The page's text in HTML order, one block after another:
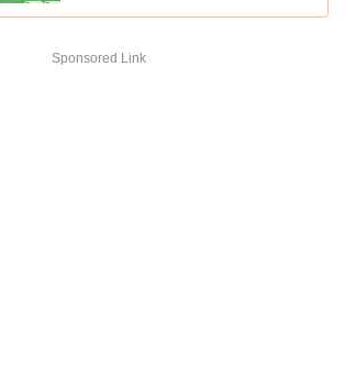
Sponsored Link